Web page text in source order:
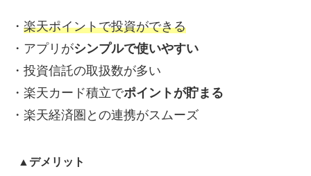
・ 楽天ポイントで投資ができる
・アプリがシンプルで使いやすい
・投資信託の取扱数が多い
・楽天カード積立でポイントが貯まる
・楽天経済圏との連携がスムーズ
▲デメリット